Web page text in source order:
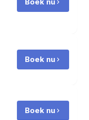
Boek nu
Boek nu